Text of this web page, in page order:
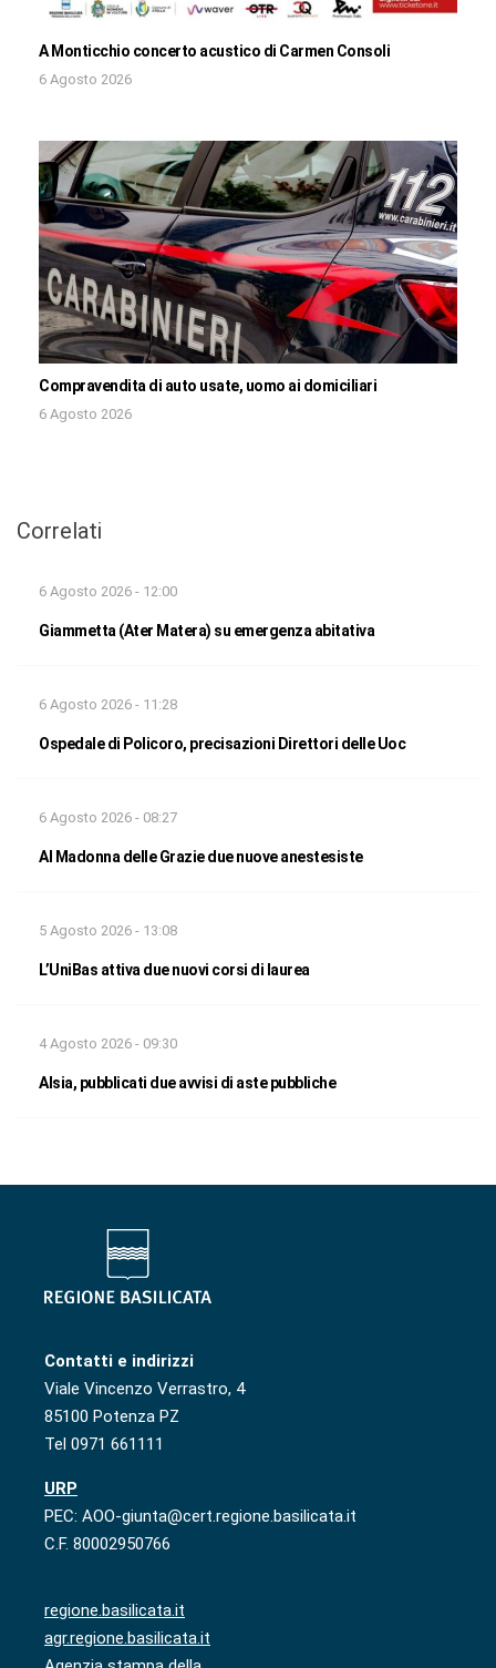
A Monticchio concerto acustico di Carmen Consoli
6 Agosto 2026
Compravendita di auto usate, uomo ai domiciliari
6 Agosto 2026
Correlati
6 Agosto 2026 - 12:00
Giammetta (Ater Matera) su emergenza abitativa
6 Agosto 2026 - 11:28
Ospedale di Policoro, precisazioni Direttori delle Uoc
6 Agosto 2026 - 08:27
Al Madonna delle Grazie due nuove anestesiste
5 Agosto 2026 - 13:08
L’UniBas attiva due nuovi corsi di laurea
4 Agosto 2026 - 09:30
Alsia, pubblicati due avvisi di aste pubbliche
Contatti e indirizzi
Viale Vincenzo Verrastro, 4
85100 Potenza PZ
Tel 0971 661111
URP
PEC: AOO-giunta@cert.regione.basilicata.it
C.F. 80002950766
regione.basilicata.it
agr.regione.basilicata.it